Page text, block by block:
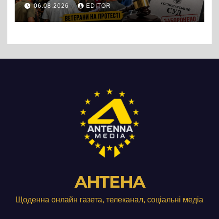
підприємства ТОВ «Омега
Три», що займається
06.08.2026 EDITOR
АНТЕНА
Щоденна онлайн газета, телеканал, соціальні медіа